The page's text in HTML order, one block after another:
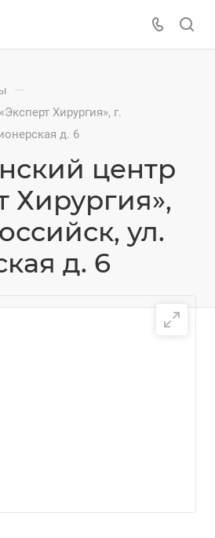
—
Хирургия», г.
д. 6
центр
Хирургия»,
ул.
д. 6